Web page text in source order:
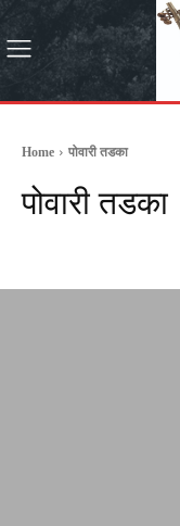
Home पोवारी तडका
पोवारी तडका